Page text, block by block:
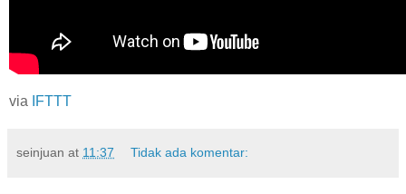
via IFTTT
seinjuan at 11:37 Tidak ada komentar: